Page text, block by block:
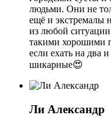
людьми. Они не
ещё и экстремалы
из любой
такими хорошими
если ехать на два
шикарные😍
Ли Александр